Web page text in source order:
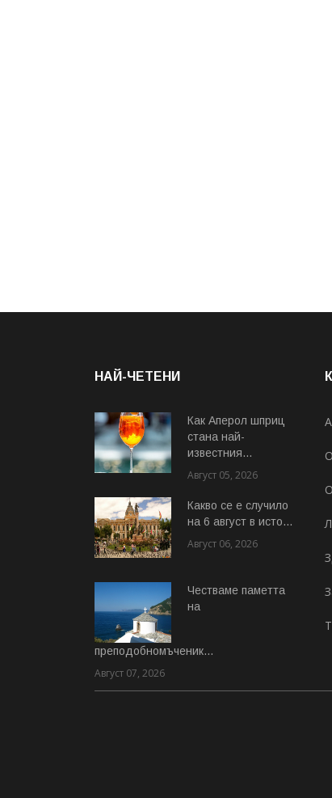
НАЙ-ЧЕТЕНИ
Как Аперол шприц
стана най-
известния...
Август 05, 2026
Какво се е случило
на 6 август в исто...
Август 06, 2026
Честваме паметта
на
преподобномъченик...
Август 07, 2026